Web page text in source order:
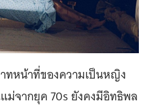
ทหน้าที่ของความเป็นหญิง
ม่จากยุค 70s ยังคงมีอิทธิพล